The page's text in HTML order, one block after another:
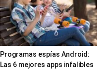
Programas espías Android:
Las 6 mejores apps infalibles